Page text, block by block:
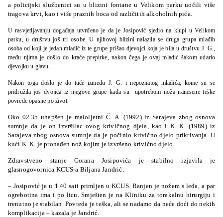
a policijski službenici su u blizini fontane u Velikom parku uočili više
tragova krvi, kao i više praznih boca od različitih alkoholnih pića.
U rasvjetljavanju događaja utvrđeno je da je Josipović sjedio na klupi u Velikom
parku, u društvu još tri osobe. U njihovoj blizini nalazila se druga grupa mlađih
osoba od koji je jedan mladić iz te grupe prišao djevojci koja je bila u društvu J. G.,
među njima je došlo do kraće prepirke, nakon čega je ovaj mladić šakom udario
djevojku u glavu.
Nakon toga došlo je do tuče između J. G. i nepoznatog mladića, kome su se
pridružila još dvojica iz njegove grupe kada su upotrebom noža nanesene teške
povrede opasne po život.
Oko 02.35 uhapšen je maloljetni Č. A. (1992) iz Sarajeva zbog osnova
sumnje da je on izvršilac ovog krivičnog djela, kao i K. K. (1989) iz
Sarajeva zbog osnova sumnje da je počinio krivično djelo prikrivanja. U
kući K. K. je pronađen nož kojim je izvršeno krivično djelo.
Zdravstveno stanje Gorana Josipovića je stabilno izjavila je
glasnogovornica KCUS-a Biljana Jandrić.
– Josipović je u 1.40 sati primljen u KCUS. Ranjen je nožem s leđa, a par
ogrebotina ima i po licu. Smješten je na Kliniku za torakalnu hirurgiju i
trenutno je stabilan. Povreda je teška, ali se nadamo da neće doći do nekih
komplikacija – kazala je Jandrić.